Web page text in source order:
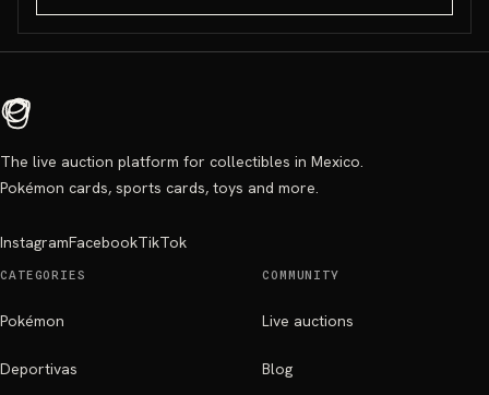
The live auction platform for collectibles in Mexico.
Pokémon cards, sports cards, toys and more.
InstagramFacebookTikTok
CATEGORIES
Pokémon
Deportivas
COMMUNITY
Live auctions
Blog